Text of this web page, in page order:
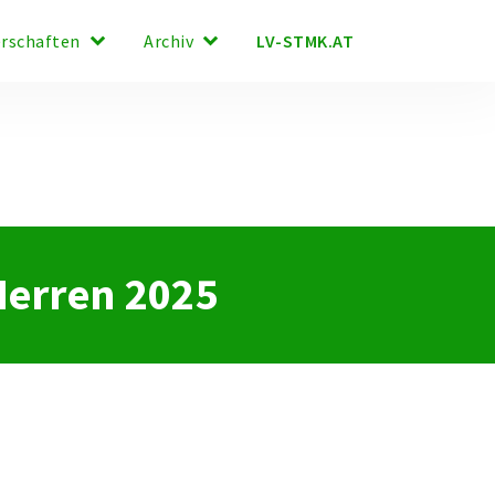
keyboard_arrow_down Archiv keyboard_arrow_down LV-STMK.AT
2025